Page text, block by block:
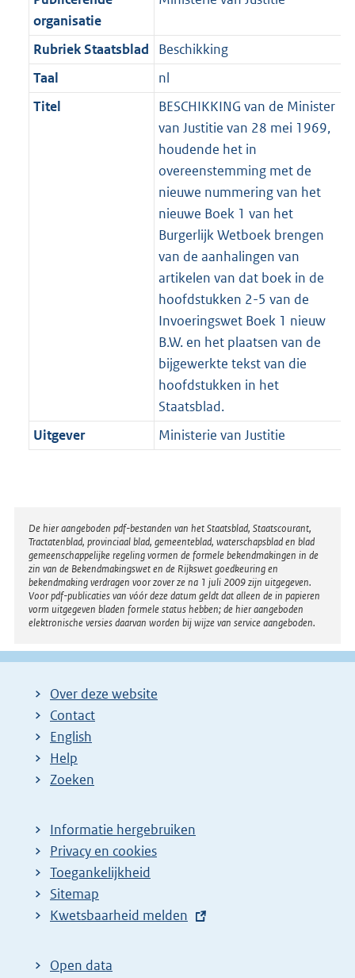
b
organisatie
Rubriek Staatsblad
Beschikking
Taal
nl
Titel
BESCHIKKING van de Minister
van Justitie van 28 mei 1969,
houdende het in
overeenstemming met de
nieuwe nummering van het
nieuwe Boek 1 van het
Burgerlijk Wetboek brengen
van de aanhalingen van
artikelen van dat boek in de
hoofdstukken 2-5 van de
Invoeringswet Boek 1 nieuw
B.W. en het plaatsen van de
bijgewerkte tekst van die
hoofdstukken in het
Staatsblad.
Uitgever
Ministerie van Justitie
Disclaimer
De hier aangeboden pdf-bestanden van het Staatsblad, Staatscourant,
Tractatenblad, provinciaal blad, gemeenteblad, waterschapsblad en blad
gemeenschappelijke regeling vormen de formele bekendmakingen in de
zin van de Bekendmakingswet en de Rijkswet goedkeuring en
bekendmaking verdragen voor zover ze na 1 juli 2009 zijn uitgegeven.
Voor pdf-publicaties van vóór deze datum geldt dat alleen de in papieren
vorm uitgegeven bladen formele status hebben; de hier aangeboden
elektronische versies daarvan worden bij wijze van service aangeboden.
Over deze website
Contact
English
Help
Zoeken
Informatie hergebruiken
Privacy en cookies
Toegankelijkheid
Sitemap
E
t
Kwetsbaarheid melden
Open data